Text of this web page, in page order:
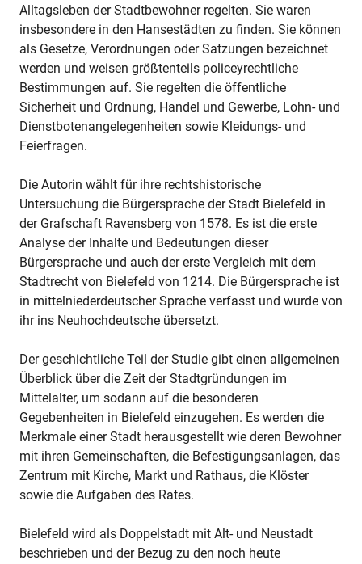
Alltagsleben der Stadtbewohner regelten. Sie waren
insbesondere in den Hansestädten zu finden. Sie können
als Gesetze, Verordnungen oder Satzungen bezeichnet
werden und weisen größtenteils policeyrechtliche
Bestimmungen auf. Sie regelten die öffentliche
Sicherheit und Ordnung, Handel und Gewerbe, Lohn- und
Dienstbotenangelegenheiten sowie Kleidungs- und
Feierfragen.
Die Autorin wählt für ihre rechtshistorische
Untersuchung die Bürgersprache der Stadt Bielefeld in
der Grafschaft Ravensberg von 1578. Es ist die erste
Analyse der Inhalte und Bedeutungen dieser
Bürgersprache und auch der erste Vergleich mit dem
Stadtrecht von Bielefeld von 1214. Die Bürgersprache ist
in mittelniederdeutscher Sprache verfasst und wurde von
ihr ins Neuhochdeutsche übersetzt.
Der geschichtliche Teil der Studie gibt einen allgemeinen
Überblick über die Zeit der Stadtgründungen im
Mittelalter, um sodann auf die besonderen
Gegebenheiten in Bielefeld einzugehen. Es werden die
Merkmale einer Stadt herausgestellt wie deren Bewohner
mit ihren Gemeinschaften, die Befestigungsanlagen, das
Zentrum mit Kirche, Markt und Rathaus, die Klöster
sowie die Aufgaben des Rates.
Bielefeld wird als Doppelstadt mit Alt- und Neustadt
beschrieben und der Bezug zu den noch heute